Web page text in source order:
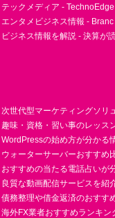
テックメディア -
エンタメビジネス情報 - Branc
ビジネス情報を解説 - 決算が
次世代型マーケティングソリ
趣味・資格・習い事のレッス
WordPressの始め方が分かる
ウォーターサーバーおすすめ
おすすめの当たる電話占いが
良質な動画配信サービスを紹
債務整理や借金返済のおすす
海外FX業者おすすめランキン